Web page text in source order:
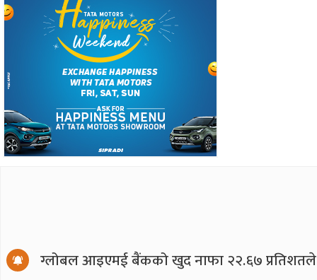
ग्लोबल आइएमई बैंकको खुद नाफा २२.६७ प्रतिशतले